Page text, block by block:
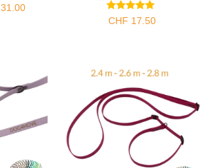
31.00
Note
CHF 17.50